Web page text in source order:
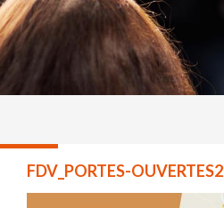
FDV_PORTES-OUVERTES2